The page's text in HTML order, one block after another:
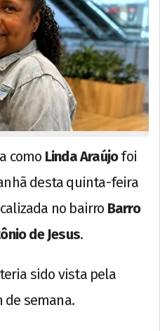
como Linda Araújofoi
desta quinta-feira
no bairro Barro
de Jesus.
sido vista pela
semana.